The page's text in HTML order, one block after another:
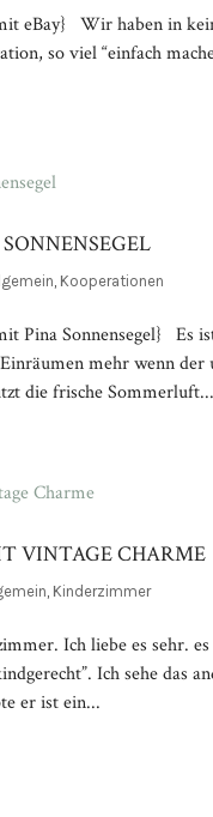
eBay} Wir haben in
so viel “einfach
Kooperationen
Pina Sonnensegel} Es
mehr wenn der
die frische Sommerluft...
VINTAGE CHARME
Kinderzimmer
Ich liebe es sehr.
Ich sehe das
er ist ein...